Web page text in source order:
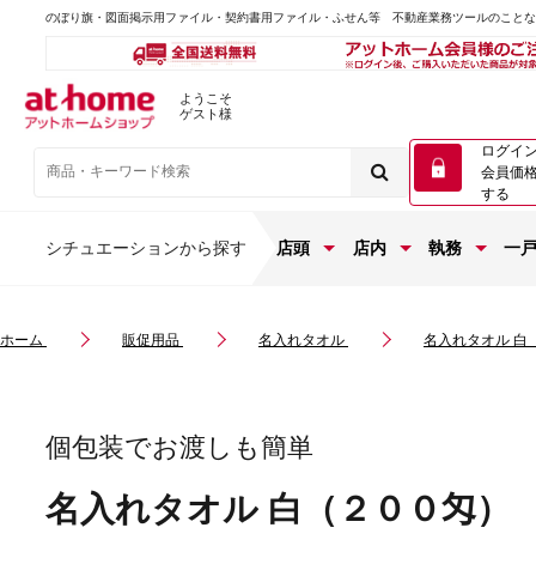
のぼり旗・図面掲示用ファイル・契約書用ファイル・ふせん等 不動産業務ツールのこと
ようこそ
ゲスト様
ログイ
会員価
する
シチュエーションから探す 店頭 店内 執務 一
ホーム 販促用品 名入れタオル 名入れタオル 白
個包装でお渡しも簡単
名入れタオル 白（２００匁）